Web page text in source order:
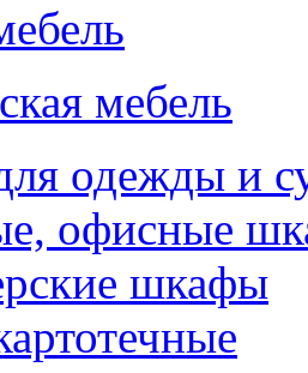
мебель
одежды и
офисные
шкафы